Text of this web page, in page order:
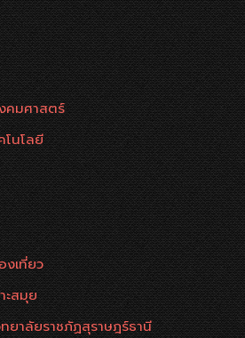
คมศาสตร์
โนโลยี
งเที่ยว
ะสมุย
ยาลัยราชภัฏสุราษฎร์ธานี